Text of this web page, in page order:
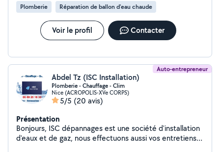
certaines personnes travaillent toute une journée. Vous, vous
avez pris 40 euros pour une demi-heure et vous avez bâclé le
travail.Je n’ai pas touché au robinet. J’ai simplement découpé
les éléments décoratifs et je les ai remis en place en
haut.ARNAQUE A EVITER.
Plomberie Réparation de ballon d'eau chaude
Voir le profil Contacter
Auto-entrepreneur
Abdel Tz (ISC Installation)
Plomberie - Chauffage - Clim
Nice (ACROPOLIS-XVe CORPS)
5/5 (20 avis)
Présentation
Bonjours, ISC dépannages est une société d'installation
d'eaux et de gaz, nous effectuons aussi vos entretiens